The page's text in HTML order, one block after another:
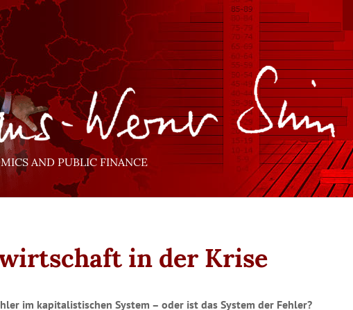
AND PUBLIC FINANCE
in der Krise
im kapitalistischen System – oder ist das System der Fehler?